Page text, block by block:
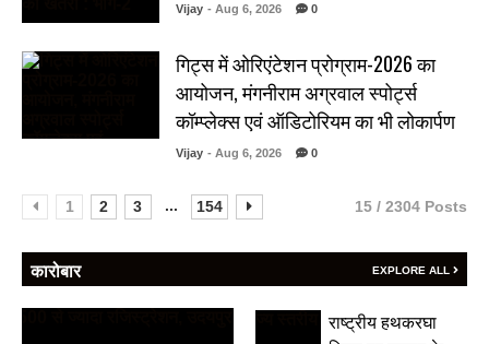
Vijay - Aug 6, 2026 0
गिट्स में ओरिएंटेशन प्रोग्राम-2026 का
आयोजन, मंगनीराम अग्रवाल स्पोर्ट्स
कॉम्प्लेक्स एवं ऑडिटोरियम का भी लोकार्पण
Vijay - Aug 6, 2026 0
1 2 3 ... 154 15 / 2304 Posts
कारोबार EXPLORE ALL
राष्ट्रीय हथकरघा